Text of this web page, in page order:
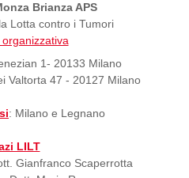
Brianza APS
Lotta contro i Tumori
1- 20133 Milano
Valtorta 47 - 20127 Milano
: Milano e Legnano
LILT
Gianfranco Scaperrotta